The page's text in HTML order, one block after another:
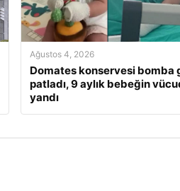
Ağustos 4, 2026
Domates konservesi bomba
patladı, 9 aylık bebeğin
yandı